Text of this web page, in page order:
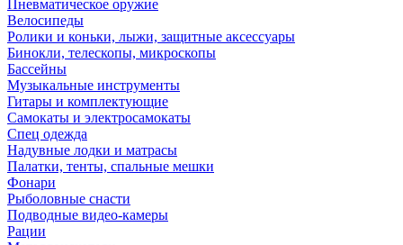
Пневматическое оружие
Велосипеды
Ролики и коньки, лыжи, защитные аксессуары
Бинокли, телескопы, микроскопы
Бассейны
Музыкальные инструменты
Гитары и комплектующие
Самокаты и электросамокаты
Спец одежда
Надувные лодки и матрасы
Палатки, тенты, спальные мешки
Фонари
Рыболовные снасти
Подводные видео-камеры
Рации